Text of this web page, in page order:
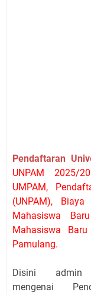
Pendaftaran
UNPAM 2025/
UMPAM,
(UNPAM),
Mahasiswa
Mahasiswa
Pamulang.
Disini admin
mengenai